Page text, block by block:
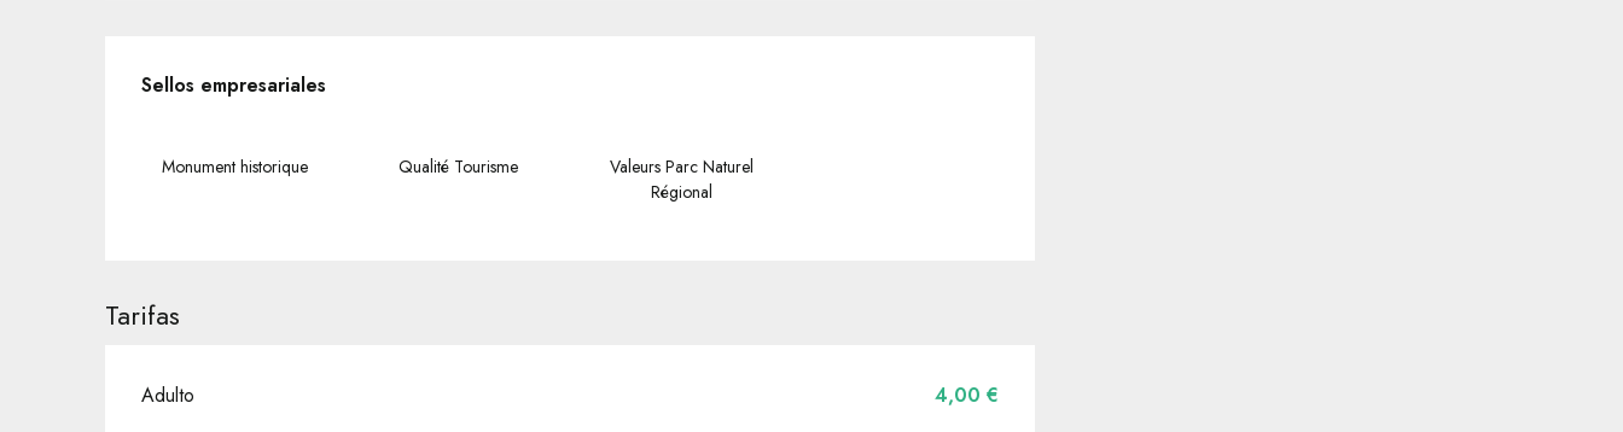
Oferta de prestaciones
Sellos empresariales
Sellos empresariales
Monument historique Qualité Tourisme
Valeurs Parc Naturel
Régional
Tarifas
Adulto 4,00 €